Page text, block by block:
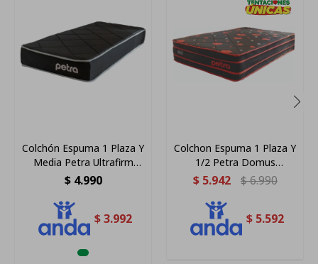
Colchón Espuma 1 Plaza Y
Media Petra Ultrafirm
150kg D60
$ 4.990
$3.992
Colchon Espuma 1 Plaza Y
1/2 Petra Domus
110x188cm 30cm Alto
$ 5.942 $6.990
$ 5.592